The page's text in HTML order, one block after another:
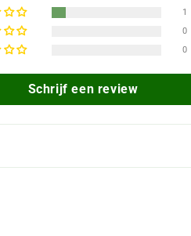
1
0
0
Schrijf een review